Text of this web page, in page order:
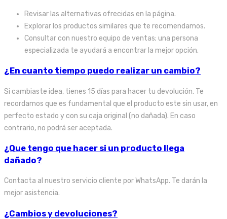
Revisar las alternativas ofrecidas en la página.
Explorar los productos similares que te recomendamos.
Consultar con nuestro equipo de ventas; una persona
especializada te ayudará a encontrar la mejor opción.
¿En cuanto tiempo puedo realizar un cambio?
Si cambiaste idea, tienes 15 días para hacer tu devolución. Te
recordamos que es fundamental que el producto este sin usar, en
perfecto estado y con su caja original (no dañada). En caso
contrario, no podrá ser aceptada.
¿Que tengo que hacer si un producto llega
dañado?
Contacta al nuestro servicio cliente por WhatsApp. Te darán la
mejor asistencia.
¿Cambios y devoluciones?